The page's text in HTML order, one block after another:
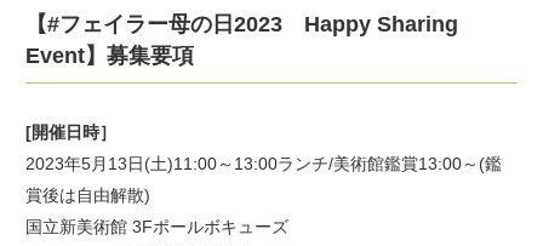
【#フェイラー母の日2023 Happy Sharing
Event】募集要項
[開催日時］
2023年5月13日(土)11:00～13:00ランチ/美術館鑑賞13:00～(鑑
賞後は自由解散)
国立新美術館 3Fポールボキューズ